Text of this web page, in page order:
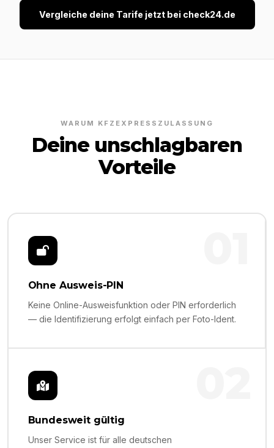
Vergleiche deine Tarife jetzt bei check24.de
WARUM KFZEXPRESSZULASSUNG
Deine unschlagbaren
Vorteile
Ohne Ausweis-PIN
Keine Online-Ausweisfunktion oder PIN erforderlich
— die Identifizierung erfolgt einfach per Foto-Ident.
Bundesweit gültig
Unser Service ist für alle deutschen